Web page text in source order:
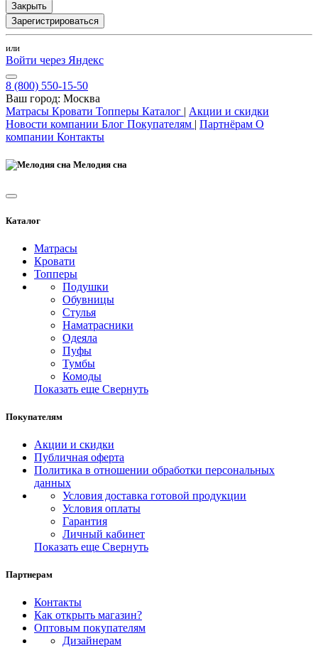
Закрыть
Зарегистрироваться
или
Войти через Яндекс
8 (800) 550-15-50
Ваш город: Москва
Матрасы Кровати Топперы Каталог | Акции и скидки
Новости компании Блог Покупателям | Партнёрам О
компании Контакты
Мелодия сна
Каталог
Матрасы
Кровати
Топперы
Подушки
Обувницы
Стулья
Наматрасники
Одеяла
Пуфы
Тумбы
Комоды
Показать еще Свернуть
Покупателям
Акции и скидки
Публичная оферта
Политика в отношении обработки персональных
данных
Условия доставка готовой продукции
Условия оплаты
Гарантия
Личный кабинет
Показать еще Свернуть
Партнерам
Контакты
Как открыть магазин?
Оптовым покупателям
Дизайнерам